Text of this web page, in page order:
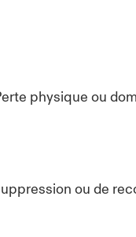
physique ou
ou de